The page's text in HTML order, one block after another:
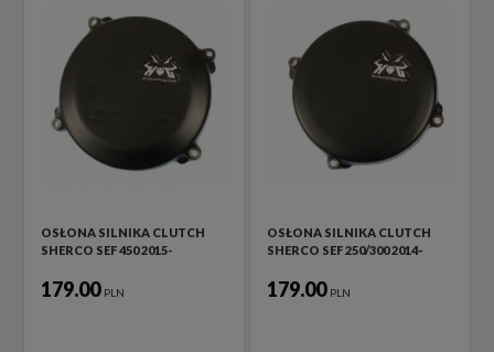
OSŁONA SILNIKA CLUTCH
SHERCO SEF 450 2015-
179.00 PLN
OSŁONA SILNIKA CLUTCH
SHERCO SEF 250/300 2014-
179.00 PLN